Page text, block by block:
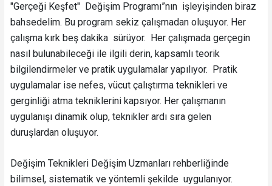
"Gerçeği Keşfet" Değişim Programı”nın işleyişinden biraz
bahsedelim. Bu program sekiz çalışmadan oluşuyor. Her
çalışma kırk beş dakika sürüyor. Her çalışmada gerçegin
nasıl bulunabileceği ile ilgili derin, kapsamlı teorik
bilgilendirmeler ve pratik uygulamalar yapılıyor. Pratik
uygulamalar ise nefes, vücut çalıştırma teknikleri ve
gerginliği atma tekniklerini kapsıyor. Her çalışmanın
uygulanışı dinamik olup, teknikler ardı sıra gelen
duruşlardan oluşuyor.
Değişim Teknikleri Değişim Uzmanları rehberliğinde
bilimsel, sistematik ve yöntemli şekilde uygulanıyor.